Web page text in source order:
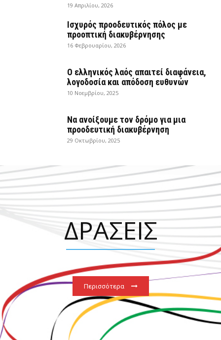
19 Απριλίου, 2026
Ισχυρός προοδευτικός πόλος με
προοπτική διακυβέρνησης
16 Φεβρουαρίου, 2026
Ο ελληνικός λαός απαιτεί διαφάνεια,
λογοδοσία και απόδοση ευθυνών
10 Νοεμβρίου, 2025
Να ανοίξουμε τον δρόμο για μια
προοδευτική διακυβέρνηση
29 Οκτωβρίου, 2025
ΔΡΑΣΕΙΣ
Περισσότερα